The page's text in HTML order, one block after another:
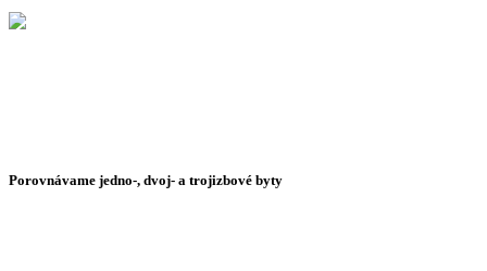
Porovnávame jedno-, dvoj- a trojizbové byty